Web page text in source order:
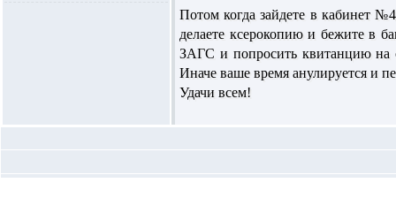
Потом когда зайдете в кабинет
делаете ксерокопию и бежите в
ЗАГС и попросить квитанцию на
Иначе ваше время анулируется и
Удачи всем!